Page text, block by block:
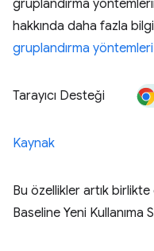
gruplandırma
hakkında daha fazla
gruplandırma
Tarayıcı Desteği
Kaynak
Bu özellikler artık
Baseline Yeni Kullanıma